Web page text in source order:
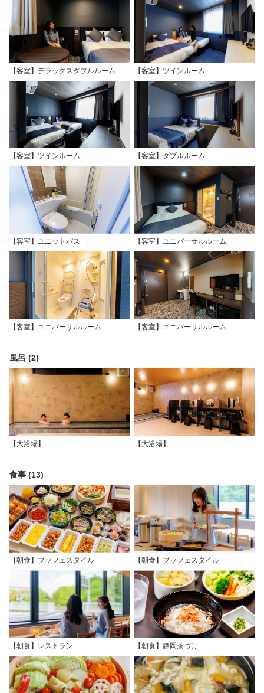
【客室】デラックスダブルルーム 【客室】ツインルーム
【客室】ツインルーム 【客室】ダブルルーム
【客室】ユニットバス 【客室】ユニバーサルルーム
【客室】ユニバーサルルーム 【客室】ユニバーサルルーム
風呂 (2)
【大浴場】 【大浴場】
食事 (13)
【朝食】ブッフェスタイル 【朝食】ブッフェスタイル
【朝食】レストラン 【朝食】静岡茶づけ